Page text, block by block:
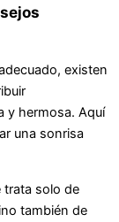
existen
y hermosa. Aquí
una sonrisa
trata solo de
también de